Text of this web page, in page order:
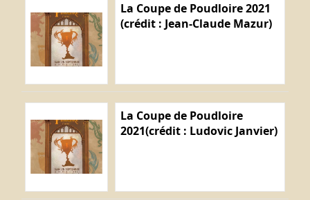
La Coupe de Poudloire 2021
(crédit : Jean-Claude Mazur)
La Coupe de Poudloire
2021(crédit : Ludovic Janvier)